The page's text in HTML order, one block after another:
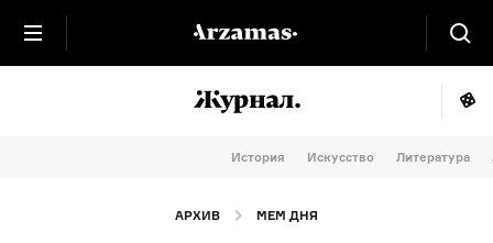
История Искусство Литература
АРХИВ МЕМ ДНЯ